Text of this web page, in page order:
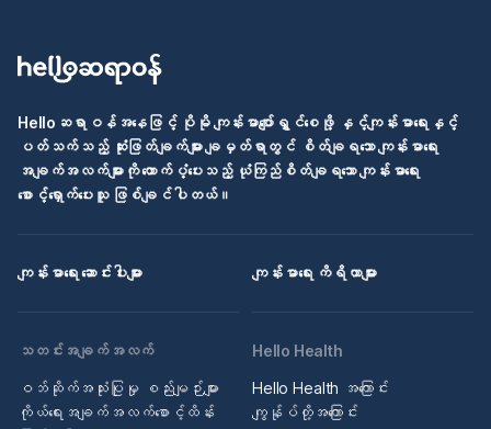
Helloဆရာဝန်အနေဖြင့် ပိုမို ကျန်းမာပျော်ရွှင်စေဖို့ နှင့်ကျန်းမာရေးနှင့်
ပတ်သက်သည့် ဆုံးဖြတ်ချက်များ ချမှတ်ရာတွင် စိတ်ချရသော ကျန်းမာရေး
အချက်အလက်များကို ထောက်ပံ့ပေးသည့် ယုံကြည်စိတ်ချရသော ကျန်းမာရေး
စောင့်ရှောက်ပေးသူ ဖြစ်ချင်ပါတယ်။
ကျန်းမာရေး ဆောင်းပါးများ ကျန်းမာရေး ကိရိယာများ
သတင်းအချက်အလက်
ဝဘ်ဆိုက်အသုံးပြုမှု စည်းမျဉ်းများ
ကိုယ်ရေးအချက်အလက်စောင့်ထိန်း
Hello Health
Hello Health အကြောင်း
ကျွန်ုပ်တို့အကြောင်း